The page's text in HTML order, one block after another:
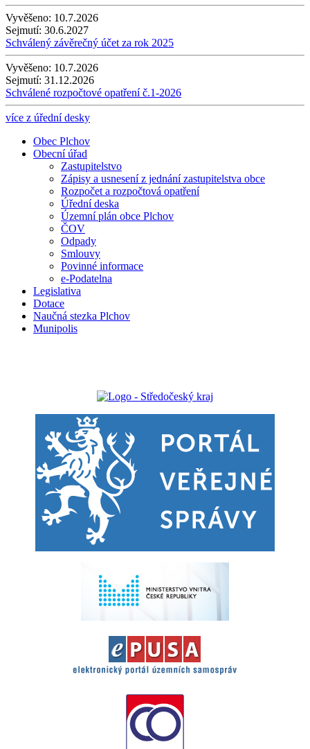
Vyvěšeno: 10.7.2026
Sejmutí: 30.6.2027
Schválený závěrečný účet za rok 2025
Vyvěšeno: 10.7.2026
Sejmutí: 31.12.2026
Schválené rozpočtové opatření č.1-2026
více z úřední desky
Obec Plchov
Obecní úřad
Zastupitelstvo
Zápisy a usnesení z jednání zastupitelstva obce
Rozpočet a rozpočtová opatření
Úřední deska
Územní plán obce Plchov
ČOV
Odpady
Smlouvy
Povinné informace
e-Podatelna
Legislativa
Dotace
Naučná stezka Plchov
Munipolis